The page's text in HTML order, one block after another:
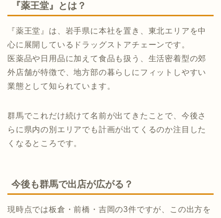
『薬王堂』とは？
『薬王堂』は、岩手県に本社を置き、東北エリアを中
心に展開しているドラッグストアチェーンです。
医薬品や日用品に加えて食品も扱う、生活密着型の郊
外店舗が特徴で、地方部の暮らしにフィットしやすい
業態として知られています。
群馬でこれだけ続けて名前が出てきたことで、今後さ
らに県内の別エリアでも計画が出てくるのか注目した
くなるところです。
今後も群馬で出店が広がる？
現時点では板倉・前橋・吉岡の3件ですが、この出方を